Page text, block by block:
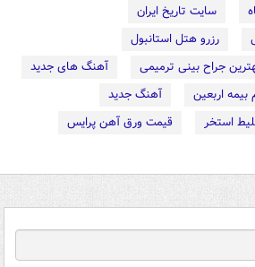
سایت تاریخ ایران
رزرو هتل استانبول
جراح بینی ترمیمی
آهنگ های جدید
بیمه اربعین
آهنگ جدید
استخر
قیمت ورق آهن پرایس